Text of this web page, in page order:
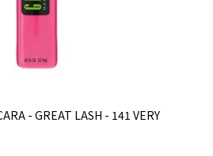
- GREAT LASH - 141 VERY